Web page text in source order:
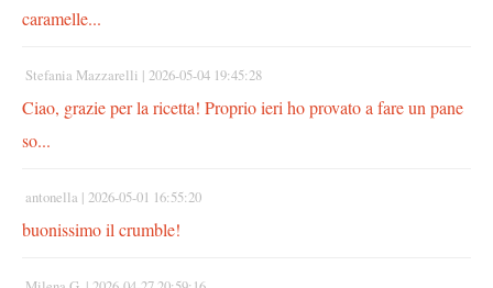
caramelle...
Stefania Mazzarelli | 2026-05-04 19:45:28
Ciao, grazie per la ricetta! Proprio ieri ho provato a fare un pane
so...
antonella | 2026-05-01 16:55:20
buonissimo il crumble!